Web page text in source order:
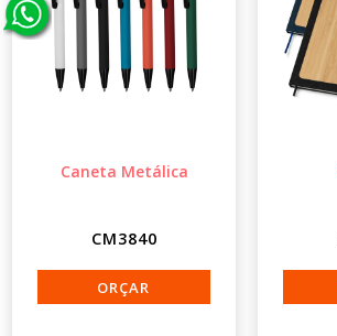
Caneta Metálica
CM3840